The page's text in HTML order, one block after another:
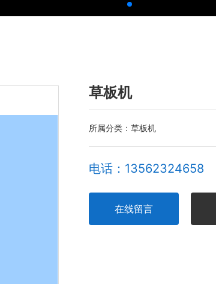
草板机
所属分类： 草板机
电话：13562324658
在线留言